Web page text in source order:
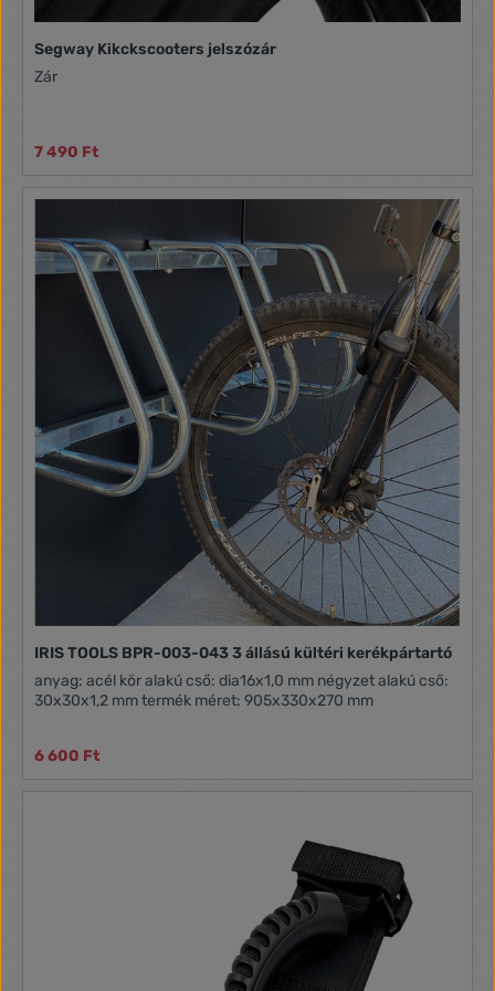
Segway Kikckscooters jelszózár
Zár
7 490 Ft
IRIS TOOLS BPR-003-043 3 állású kültéri kerékpártartó
anyag: acél kör alakú cső: dia16x1,0 mm négyzet alakú cső:
30x30x1,2 mm termék méret: 905x330x270 mm
6 600 Ft